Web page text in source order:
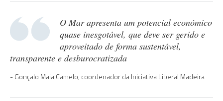
O Mar apresenta um potencial económico
quase inesgotável, que deve ser gerido e
aproveitado de forma sustentável,
transparente e desburocratizada
Gonçalo Maia Camelo, coordenador da Iniciativa Liberal Madeira